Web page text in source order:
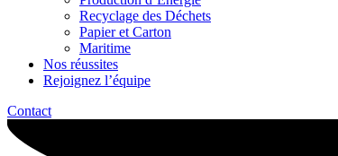
Recyclage des Déchets
Papier et Carton
Maritime
Nos réussites
Rejoignez l’équipe
Contact